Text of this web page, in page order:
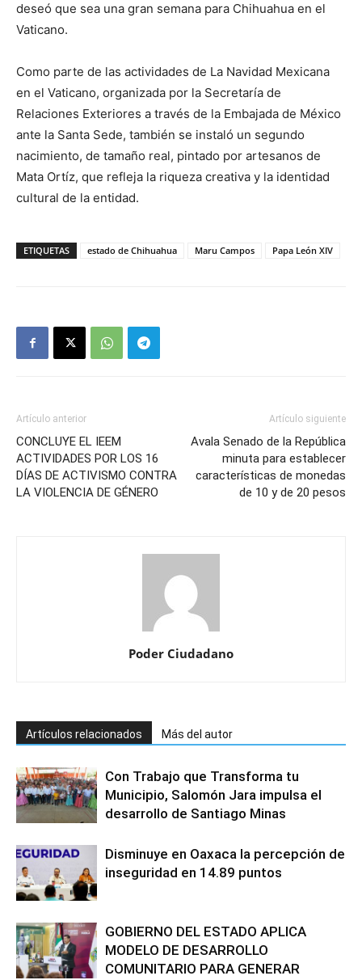
deseó que sea una gran semana para Chihuahua en el
Vaticano.
Como parte de las actividades de La Navidad Mexicana
en el Vaticano, organizada por la Secretaría de
Relaciones Exteriores a través de la Embajada de México
ante la Santa Sede, también se instaló un segundo
nacimiento, de tamaño real, pintado por artesanos de
Mata Ortíz, que refleja la riqueza creativa y la identidad
cultural de la entidad.
ETIQUETAS estado de Chihuahua Maru Campos Papa León XIV
Artículo anterior
CONCLUYE EL IEEM
ACTIVIDADES POR LOS 16
DÍAS DE ACTIVISMO CONTRA
LA VIOLENCIA DE GÉNERO
Artículo siguiente
Avala Senado de la República
minuta para establecer
características de monedas
de 10 y de 20 pesos
Poder Ciudadano
Artículos relacionados Más del autor
Con Trabajo que Transforma tu
Municipio, Salomón Jara impulsa el
desarrollo de Santiago Minas
Disminuye en Oaxaca la percepción de
inseguridad en 14.89 puntos
GOBIERNO DEL ESTADO APLICA
MODELO DE DESARROLLO
COMUNITARIO PARA GENERAR